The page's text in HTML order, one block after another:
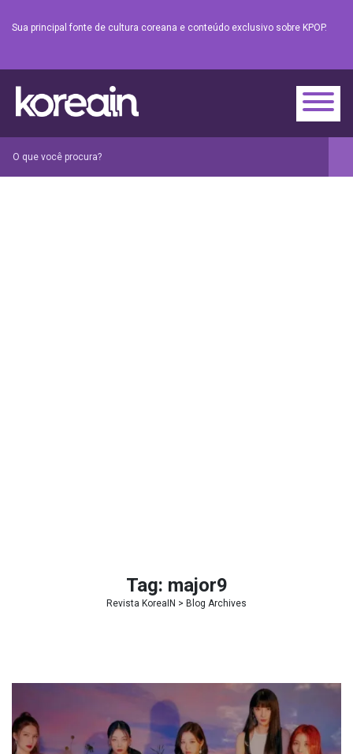
Sua principal fonte de cultura coreana e conteúdo exclusivo sobre KPOP.
Tag: major9
Revista KoreaIN > Blog Archives